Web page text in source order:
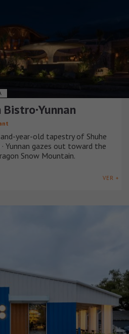
year-old tapestry of Shuhe
Yunnan gazes out toward the
Snow Mountain.
VER +